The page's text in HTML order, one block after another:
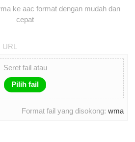
ke aac format dengan mudah dan
cepat
URL
Seret fail atau
Pilih fail
Format fail yang disokong: wma